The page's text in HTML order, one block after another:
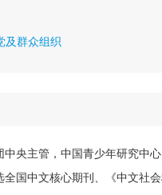
及群众组织
央主管，中国青少年研究中
国中文核心期刊、《中文社